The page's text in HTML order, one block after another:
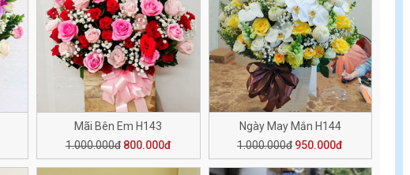
Mãi Bên Em H143
1.000.000đ 800.000đ
Ngày May Mắn H144
1.000.000đ 950.000đ